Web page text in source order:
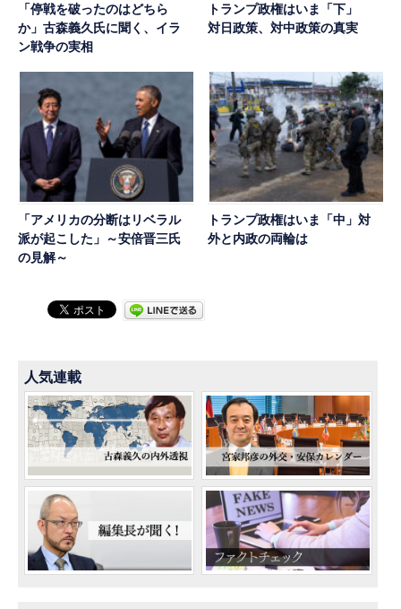
「停戦を破ったのはどちら
か」古森義久氏に聞く、イラ
ン戦争の実相
トランプ政権はいま「下」
対日政策、対中政策の真実
「アメリカの分断はリベラル
派が起こした」～安倍晋三氏
の見解～
トランプ政権はいま「中」対
外と内政の両輪は
人気連載